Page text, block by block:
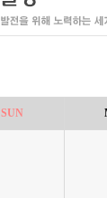
SUN